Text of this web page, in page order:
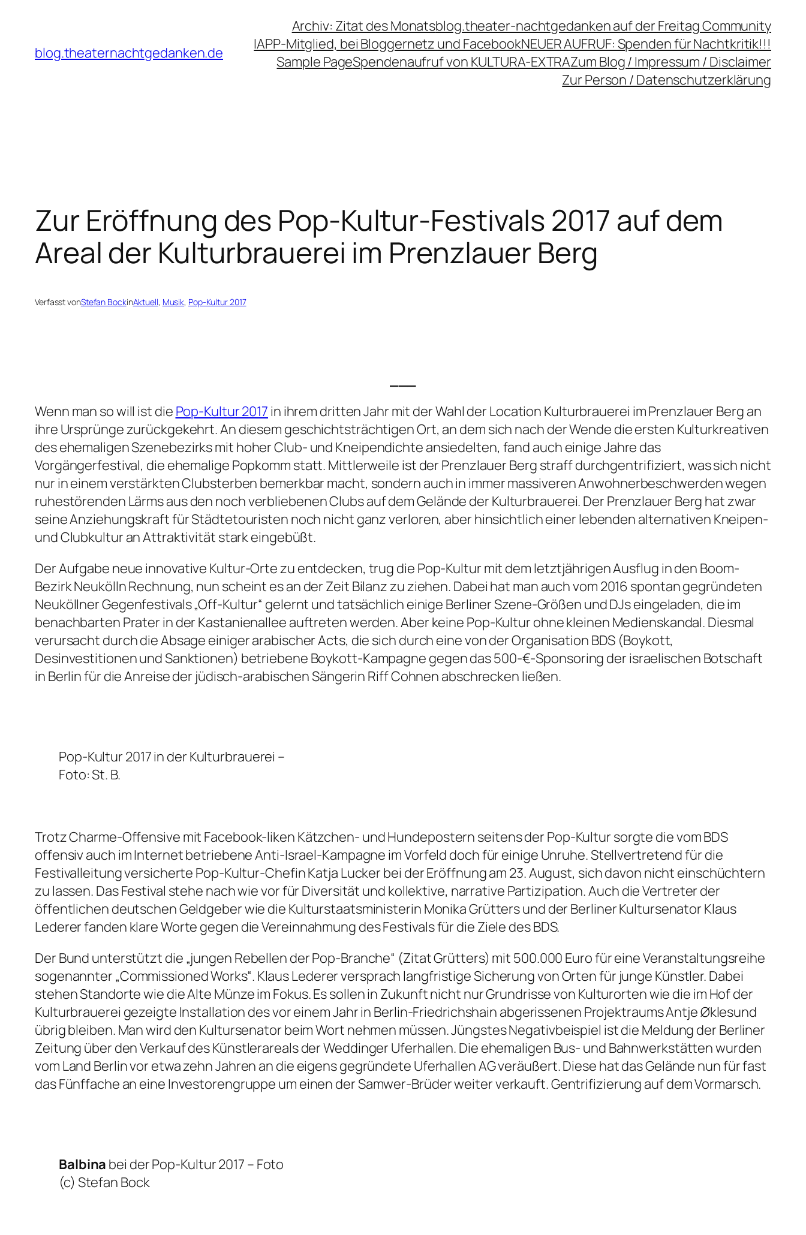
springenblog.theaternachtgedanken.de
Archiv: Zitat des Monatsblog.theater-nachtgedanken auf der Freitag Community
IAPP-Mitglied, bei Bloggernetz und FacebookNEUER AUFRUF: Spenden für Nachtkritik!!!
Sample PageSpendenaufruf von KULTURA-EXTRAZum Blog / Impressum / Disclaimer
Zur Person / Datenschutzerklärung
Zur Eröffnung des Pop-Kultur-Festivals 2017 auf dem
Areal der Kulturbrauerei im Prenzlauer Berg
Verfasst vonStefan BockinAktuell, Musik, Pop-Kultur 2017
Wenn man so will ist die Pop-Kultur 2017 in ihrem dritten Jahr mit der Wahl der Location Kulturbrauerei im Prenzlauer Berg an
ihre Ursprünge zurückgekehrt. An diesem geschichtsträchtigen Ort, an dem sich nach der Wende die ersten Kulturkreativen
des ehemaligen Szenebezirks mit hoher Club- und Kneipendichte ansiedelten, fand auch einige Jahre das
Vorgängerfestival, die ehemalige Popkomm statt. Mittlerweile ist der Prenzlauer Berg straff durchgentrifiziert, was sich nicht
nur in einem verstärkten Clubsterben bemerkbar macht, sondern auch in immer massiveren Anwohnerbeschwerden wegen
ruhestörenden Lärms aus den noch verbliebenen Clubs auf dem Gelände der Kulturbrauerei. Der Prenzlauer Berg hat zwar
seine Anziehungskraft für Städtetouristen noch nicht ganz verloren, aber hinsichtlich einer lebenden alternativen Kneipen-
und Clubkultur an Attraktivität stark eingebüßt.
Der Aufgabe neue innovative Kultur-Orte zu entdecken, trug die Pop-Kultur mit dem letztjährigen Ausflug in den Boom-
Bezirk Neukölln Rechnung, nun scheint es an der Zeit Bilanz zu ziehen. Dabei hat man auch vom 2016 spontan gegründeten
Neuköllner Gegenfestivals „Off-Kultur“ gelernt und tatsächlich einige Berliner Szene-Größen und DJs eingeladen, die im
benachbarten Prater in der Kastanienallee auftreten werden. Aber keine Pop-Kultur ohne kleinen Medienskandal. Diesmal
verursacht durch die Absage einiger arabischer Acts, die sich durch eine von der Organisation BDS (Boykott,
Desinvestitionen und Sanktionen) betriebene Boykott-Kampagne gegen das 500-€-Sponsoring der israelischen Botschaft
in Berlin für die Anreise der jüdisch-arabischen Sängerin Riff Cohnen abschrecken ließen.
Pop-Kultur 2017 in der Kulturbrauerei –
Foto: St. B.
Trotz Charme-Offensive mit Facebook-liken Kätzchen- und Hundepostern seitens der Pop-Kultur sorgte die vom BDS
offensiv auch im Internet betriebene Anti-Israel-Kampagne im Vorfeld doch für einige Unruhe. Stellvertretend für die
Festivalleitung versicherte Pop-Kultur-Chefin Katja Lucker bei der Eröffnung am 23. August, sich davon nicht einschüchtern
zu lassen. Das Festival stehe nach wie vor für Diversität und kollektive, narrative Partizipation. Auch die Vertreter der
öffentlichen deutschen Geldgeber wie die Kulturstaatsministerin Monika Grütters und der Berliner Kultursenator Klaus
Lederer fanden klare Worte gegen die Vereinnahmung des Festivals für die Ziele des BDS.
Der Bund unterstützt die „jungen Rebellen der Pop-Branche“ (Zitat Grütters) mit 500.000 Euro für eine Veranstaltungsreihe
sogenannter „Commissioned Works“. Klaus Lederer versprach langfristige Sicherung von Orten für junge Künstler. Dabei
stehen Standorte wie die Alte Münze im Fokus. Es sollen in Zukunft nicht nur Grundrisse von Kulturorten wie die im Hof der
Kulturbrauerei gezeigte Installation des vor einem Jahr in Berlin-Friedrichshain abgerissenen Projektraums Antje Øklesund
übrig bleiben. Man wird den Kultursenator beim Wort nehmen müssen. Jüngstes Negativbeispiel ist die Meldung der Berliner
Zeitung über den Verkauf des Künstlerareals der Weddinger Uferhallen. Die ehemaligen Bus- und Bahnwerkstätten wurden
vom Land Berlin vor etwa zehn Jahren an die eigens gegründete Uferhallen AG veräußert. Diese hat das Gelände nun für fast
das Fünffache an eine Investorengruppe um einen der Samwer-Brüder weiter verkauft. Gentrifizierung auf dem Vormarsch.
Balbina bei der Pop-Kultur 2017 – Foto
(c) Stefan Bock